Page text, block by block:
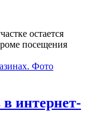
остается
посещения
Фото
интернет-